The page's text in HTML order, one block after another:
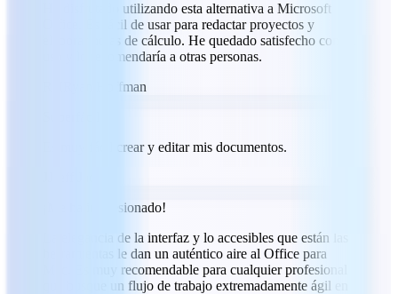
He disfrutado utilizando esta alternativa a Microsoft
Office. Es fácil de usar para redactar proyectos y
elaborar hojas de cálculo. He quedado satisfecho con su
uso y lo recomendaría a otras personas.
Ryan Hoffman
Es muy fácil crear y editar mis documentos.
¡Me ha impresionado!
La elegancia de la interfaz y lo accesibles que están las
herramientas le dan un auténtico aire al Office para
Mac. Es muy recomendable para cualquier profesional
que busque un flujo de trabajo extremadamente ágil en